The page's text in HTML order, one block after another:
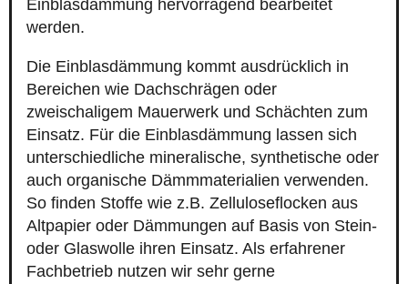
Einblasdämmung hervorragend bearbeitet
werden.
Die Einblasdämmung kommt ausdrücklich in
Bereichen wie Dachschrägen oder
zweischaligem Mauerwerk und Schächten zum
Einsatz. Für die Einblasdämmung lassen sich
unterschiedliche mineralische, synthetische oder
auch organische Dämmmaterialien verwenden.
So finden Stoffe wie z.B. Zelluloseflocken aus
Altpapier oder Dämmungen auf Basis von Stein-
oder Glaswolle ihren Einsatz. Als erfahrener
Fachbetrieb nutzen wir sehr gerne